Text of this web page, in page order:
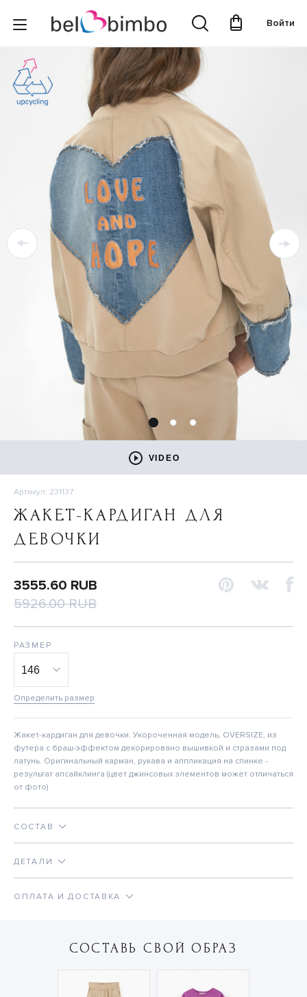
Войти
VIDEO
Артикул: 231137
ЖАКЕТ-КАРДИГАН ДЛЯ
ДЕВОЧКИ
3555.60 RUB
5926.00 RUB
РАЗМЕР
Определить размер
Жакет-кардиган для девочки. Укороченная модель, OVERSIZE, из
футера с браш-эффектом декорировано вышивкой и стразами под
латунь. Оригинальный карман, рукава и аппликация на спинке -
результат апсайклинга (цвет джинсовых элементов может отличаться
от фото)
СОСТАВ
ДЕТАЛИ
ОПЛАТА И ДОСТАВКА
СОСТАВЬ СВОЙ ОБРАЗ